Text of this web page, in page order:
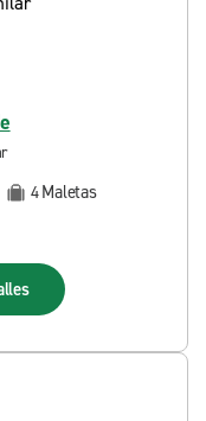
4Maletas